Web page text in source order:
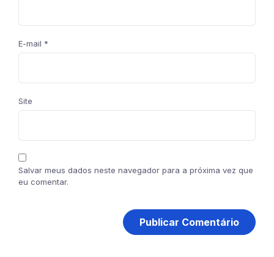
E-mail *
Site
Salvar meus dados neste navegador para a próxima vez que
eu comentar.